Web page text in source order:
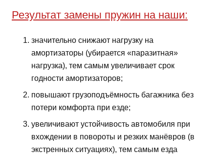
Результат замены пружин на наши:
значительно снижают нагрузку на
амортизаторы (убирается «паразитная»
нагрузка), тем самым увеличивает срок
годности амортизаторов;
повышают грузоподъёмность багажника без
потери комфорта при езде;
увеличивают устойчивость автомобиля при
вхождении в повороты и резких манёвров (в
экстренных ситуациях), тем самым езда